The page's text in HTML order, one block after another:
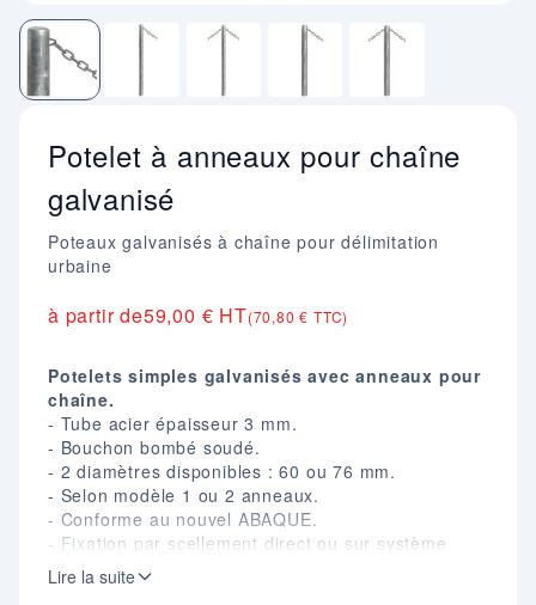
Potelet à anneaux pour chaîne
galvanisé
Poteaux galvanisés à chaîne pour délimitation
urbaine
à partir de59,00 € HT(70,80 € TTC)
Potelets simples galvanisés avec anneaux pour
chaîne.
- Tube acier épaisseur 3 mm.
- Bouchon bombé soudé.
- 2 diamètres disponibles : 60 ou 76 mm.
- Selon modèle 1 ou 2 anneaux.
- Conforme au nouvel ABAQUE.
- Fixation par scellement direct ou sur système
d'amovibilité.
- Finition galvanisée à chaud.
Lire la suite